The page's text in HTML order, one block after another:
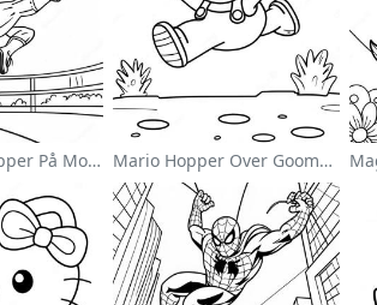
Wwe Bryter Hopper På Motstander Fargeleggingsside Mario Hopper Over Goombas Fargeleggingsside